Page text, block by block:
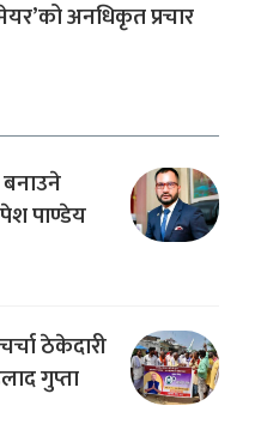
अनधिकृत प्रचार
बनाउने
पाण्डेय
ठेकेदारी
गुप्ता